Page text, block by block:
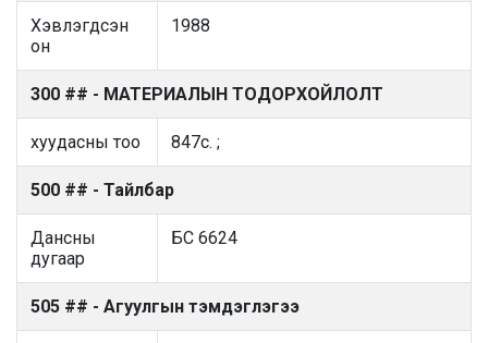
Хэвлэгдсэн
он
1988
300 ## - МАТЕРИАЛЫН ТОДОРХОЙЛОЛТ
хуудасны тоо 847с. ;
500 ## - Тайлбар
Дансны
дугаар
БС 6624
505 ## - Агуулгын тэмдэглэгээ